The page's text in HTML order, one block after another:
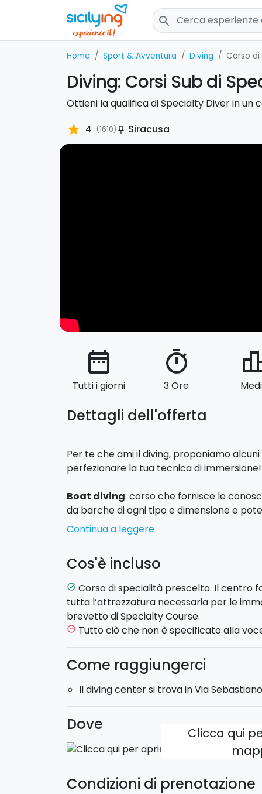
search
Home Sport & Avventura Diving Corso di
Diving: Corsi Sub di
Ottieni la qualifica di Specialty Diver in un
star 4 (1610) push_pin Siracusa
date_range
Tutti i giorni
timer
3 Ore
Dettagli dell'offerta
Per te che ami il diving, proponiamo alcuni
perfezionare la tua tecnica di immersione!
Boat diving: corso che fornisce le
da barche di ogni tipo e dimensione e
Deep divingche abilita a 40 metri di
:programma per imparare a
bussola
Enriched Air Nitrox : per conoscere le
immersioni in Nitrox in maniera sicura.
Search and Recovery: corso di ricerca e
percorsi di ricerca con l’ausilio di corde e
di ricerca e recupero in squadra.
Manutenzione attrezzatura: scegliere
necessità, effettuare manutenzione e
immersione per preservare l'ambiente in
Digital Underwater Photography:
fotografie subacquee sempre più
localizzare un relitto e prepararsi ad
che si possono presentare.
Ciascuno dei corsi prevede una lezione
Diving include 2 immersioni).
Continua a leggere
Cos'è incluso
task_alt Corso di specialità prescelto. Il centro
tutta l’attrezzatura necessaria per le
brevetto di Specialty Course.
remove_circle_outline Tutto ciò che non è specificato alla
Come raggiungerci
Il diving center si trova in Via
Dove
Clicca qui
Condizioni di prenotazione